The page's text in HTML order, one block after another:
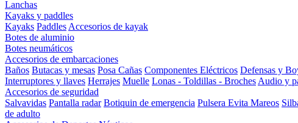
Lanchas
Kayaks y paddles
Kayaks Paddles Accesorios de kayak
Botes de aluminio
Botes neumáticos
Accesorios de embarcaciones
Baños Butacas y mesas Posa Cañas Componentes Eléctricos Defensas y
Interruptores y llaves Herrajes Muelle Lonas - Toldillas - Broches Audio y
Accesorios de seguridad
Salvavidas Pantalla radar Botiquin de emergencia Pulsera Evita Mareos
de adulto